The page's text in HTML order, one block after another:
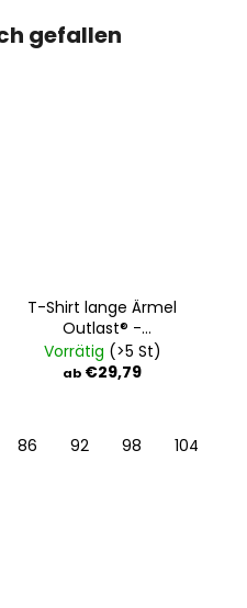
gefallen
110 116 122 128
T-Shirt lange Ärmel
Outlast® -
dunkelgrau meliert
Vorrätig (>5 St)
ab €29,79
86 92 98 104